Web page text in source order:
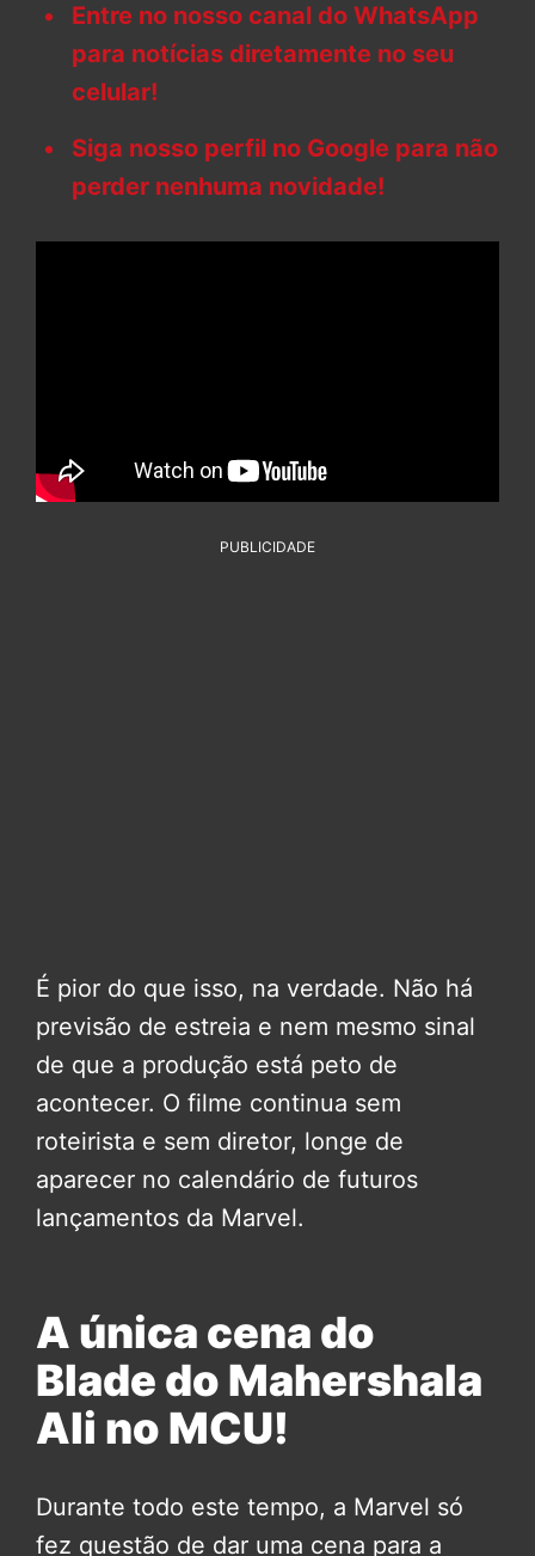
Entre no nosso canal do WhatsApp
para notícias diretamente no seu
celular!
Siga nosso perfil no Google para não
perder nenhuma novidade!
PUBLICIDADE
É pior do que isso, na verdade. Não há
previsão de estreia e nem mesmo sinal
de que a produção está peto de
acontecer. O filme continua sem
roteirista e sem diretor, longe de
aparecer no calendário de futuros
lançamentos da Marvel.
A única cena do
Blade do Mahershala
Ali no MCU!
Durante todo este tempo, a Marvel só
fez questão de dar uma cena para a